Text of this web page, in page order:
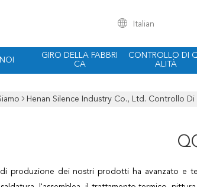
Italian
GIRO DELLA FABBRI
CA
CONTROLLO DI
ALITÀ
Henan Silence Industry Co., Ltd. Controllo Di
di produzione dei nostri prodotti ha avanzato e